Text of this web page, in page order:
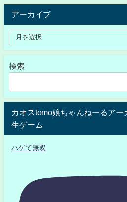
アーカイブ
検索
カオスtomo娘ちゃんねーるアー
生ゲーム
ハゲて無双